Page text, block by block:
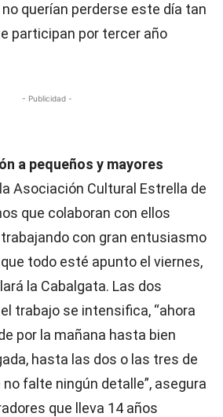
querían perderse este día tan
participan por tercer año
- Publicidad -
a pequeños y mayores
Asociación Cultural Estrella de
que colaboran con ellos
trabajando con gran entusiasmo
todo esté apunto el viernes,
la Cabalgata. Las dos
trabajo se intensifica, “ahora
por la mañana hasta bien
hasta las dos o las tres de
no falte ningún detalle”, asegura
que lleva 14 años